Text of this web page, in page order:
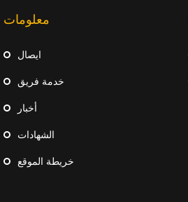
معلومات
ايصال
خدمة فريق
أخبار
الشهادات
خريطة الموقع